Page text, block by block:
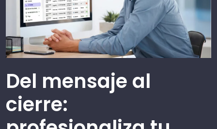
Del mensaje al
cierre: